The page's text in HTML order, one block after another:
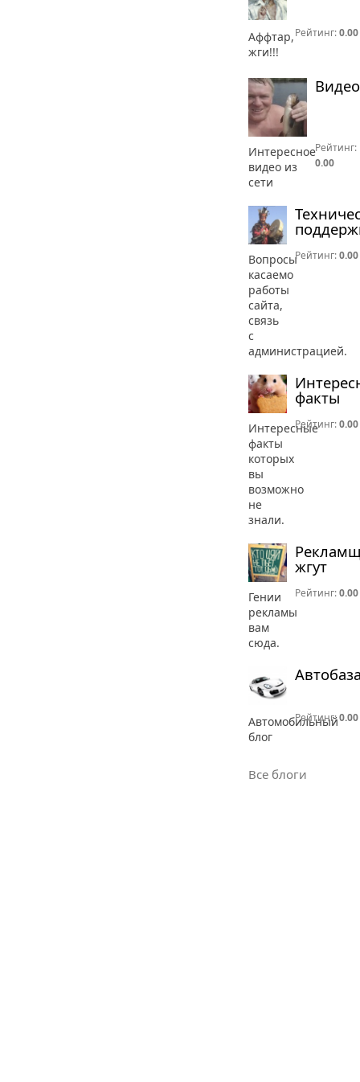
Аффтар,
жги!!!
Рейтинг:0.00
Видео
Интересное
видео из
сети
Рейтинг:
0.00
Вопросы
касаемо
работы
сайта,
связь
с
администрацией.
Рейтинг:0.00
факты
Интересные
факты
которых
вы
возможно
не
знали.
Рейтинг:0.00
жгут
Гении
рекламы
вам
сюда.
Рейтинг:0.00
Автомобильный
блог
Рейтинг:0.00
Все блоги